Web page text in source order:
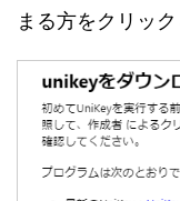
まる方をクリッ